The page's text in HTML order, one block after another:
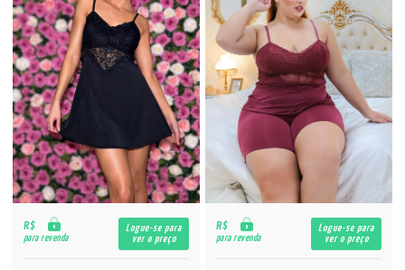
R$
para revenda
Logue-se para
ver o preço
R$
para revenda
Logue-se para
ver o preço